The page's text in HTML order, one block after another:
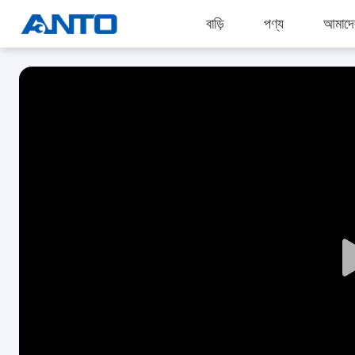
বাড়ি পণ্য